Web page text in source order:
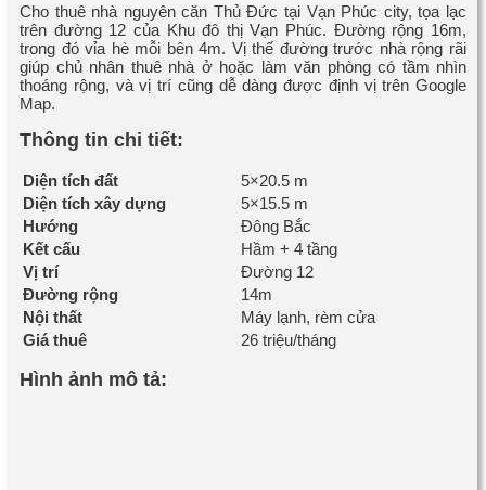
Cho thuê nhà nguyên căn Thủ Đức tại Vạn Phúc city, tọa lạc
trên đường 12 của Khu đô thị Vạn Phúc. Đường rộng 16m,
trong đó vỉa hè mỗi bên 4m. Vị thế đường trước nhà rộng rãi
giúp chủ nhân thuê nhà ở hoặc làm văn phòng có tầm nhìn
thoáng rộng, và vị trí cũng dễ dàng được định vị trên Google
Map.
Thông tin chi tiết:
Diện tích đất
5×20.5 m
Diện tích xây dựng
5×15.5 m
Hướng
Đông Bắc
Kết cấu
Hầm + 4 tầng
Vị trí
Đường 12
Đường rộng
14m
Nội thất
Máy lạnh, rèm cửa
Giá thuê
26 triệu/tháng
Hình ảnh mô tả: